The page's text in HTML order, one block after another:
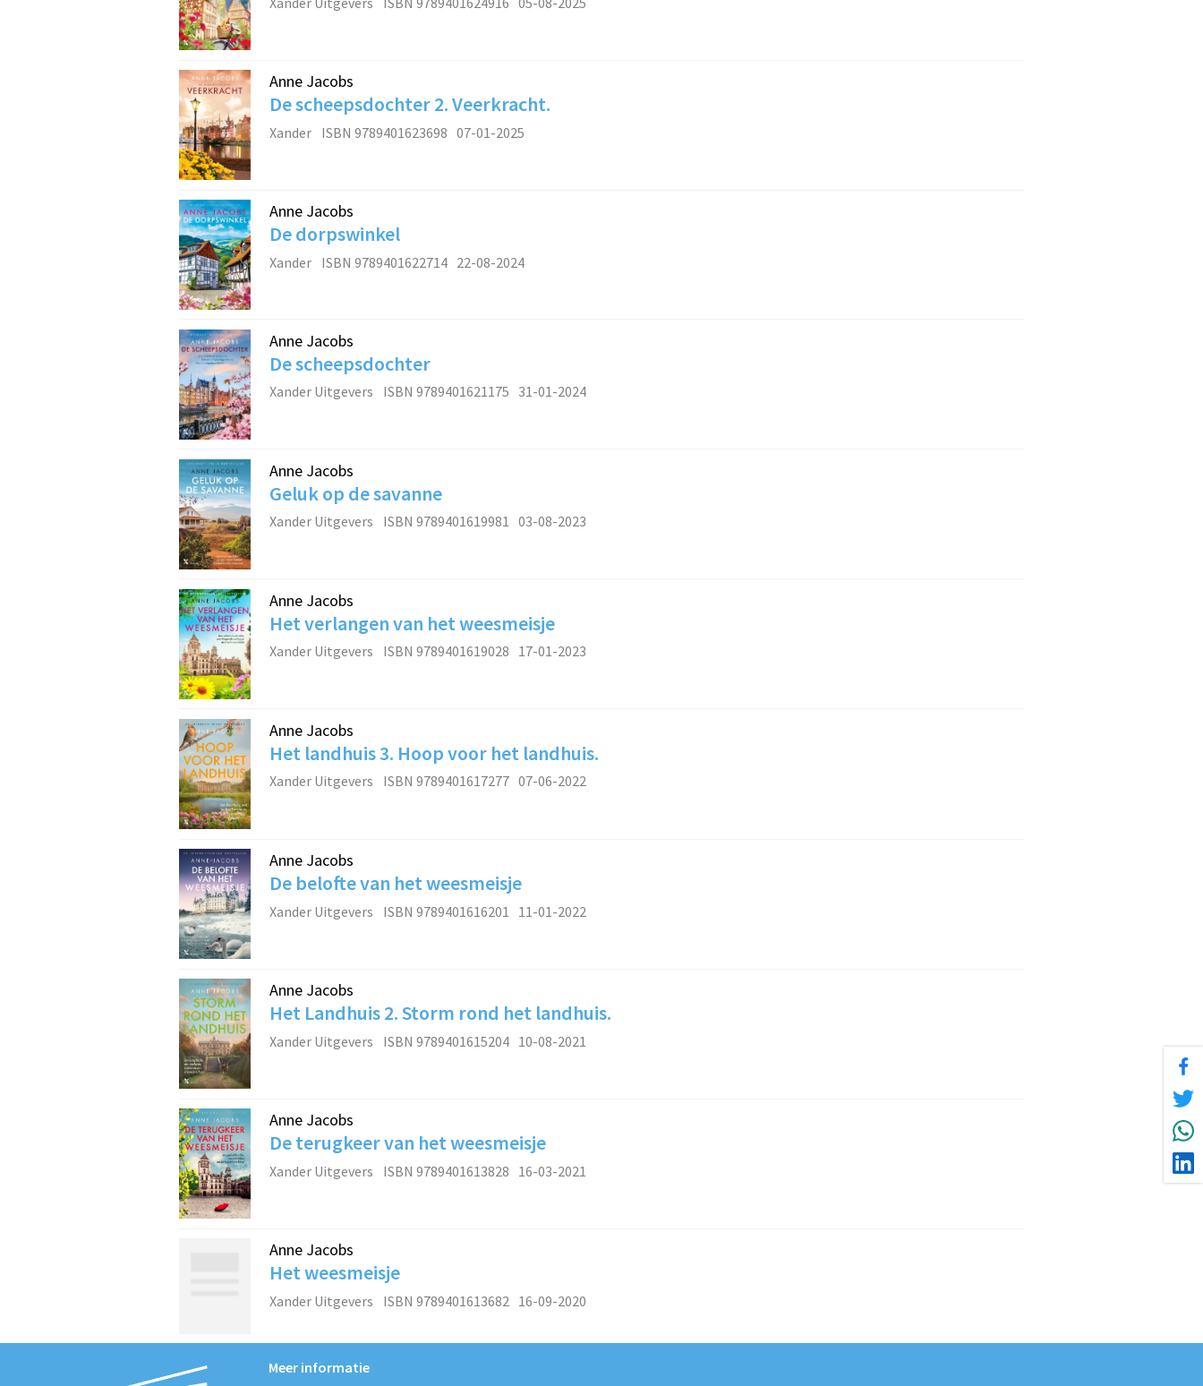
Anne Jacobs
De scheepsdochter 2. Veerkracht.
Xander ISBN 9789401623698 07-01-2025
Anne Jacobs
De dorpswinkel
Xander ISBN 9789401622714 22-08-2024
Anne Jacobs
De scheepsdochter
Xander Uitgevers ISBN 9789401621175 31-01-2024
Anne Jacobs
Geluk op de savanne
Xander Uitgevers ISBN 9789401619981 03-08-2023
Anne Jacobs
Het verlangen van het weesmeisje
Xander Uitgevers ISBN 9789401619028 17-01-2023
Anne Jacobs
Het landhuis 3. Hoop voor het landhuis.
Xander Uitgevers ISBN 9789401617277 07-06-2022
Anne Jacobs
De belofte van het weesmeisje
Xander Uitgevers ISBN 9789401616201 11-01-2022
Anne Jacobs
Het Landhuis 2. Storm rond het landhuis.
Xander Uitgevers ISBN 9789401615204 10-08-2021
Anne Jacobs
De terugkeer van het weesmeisje
Xander Uitgevers ISBN 9789401613828 16-03-2021
Anne Jacobs
Het weesmeisje
Xander Uitgevers ISBN 9789401613682 16-09-2020
Meer informatie